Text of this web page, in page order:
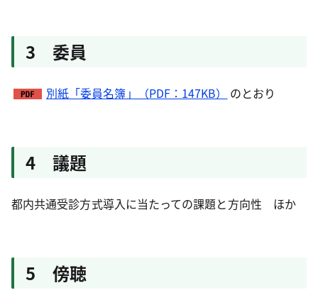
3 委員
別紙「委員名簿」（PDF：147KB） のとおり
4 議題
都内共通受診方式導入に当たっての課題と方向性 ほか
5 傍聴